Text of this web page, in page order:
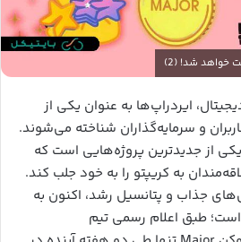
ایردراپ‌ها به عنوان یکی از
و سرمایه‌گذاران شناخته می‌شوند.
یکی از جدیدترین پروژه‌هایی است که
به کریپتو را به خود جلب کند.
جذاب و پتانسیل رشد، اکنون به
طبق اعلام رسمی تیم